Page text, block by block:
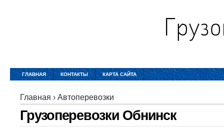
ГЛАВНАЯ КОНТАКТЫ КАРТА САЙТА
Главная › Автоперевозки
Грузоперевозки Обнинск